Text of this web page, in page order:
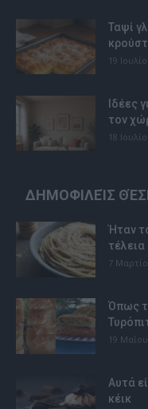
Ταψί
19
Ιδέες
τον
18
ΔΗΜΟΦΙΛΕΊΣ
Ήταν
τέλεια
7
Όπως
19
Αυτά
κέικ